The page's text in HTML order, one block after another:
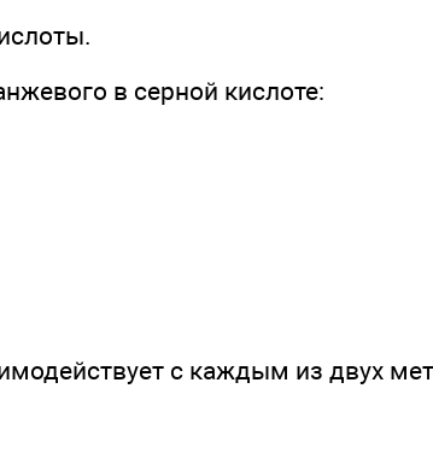
в серной кислоте:
с каждым из двух